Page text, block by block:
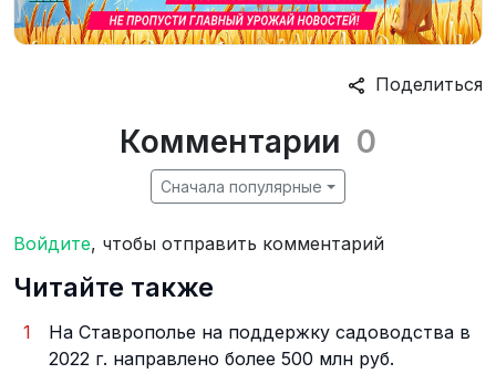
Поделиться
Комментарии 0
Сначала популярные
Войдите, чтобы отправить комментарий
Читайте также
1
На Ставрополье на поддержку садоводства в
2022 г. направлено более 500 млн руб.